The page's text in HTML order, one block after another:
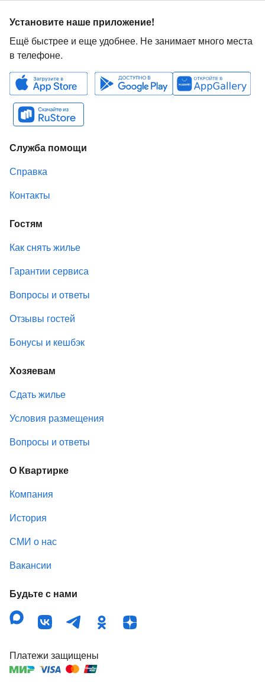
Установите наше приложение!
Ещё быстрее и еще удобнее. Не занимает много места
в телефоне.
Служба помощи
Справка
Контакты
Гостям
Как снять жилье
Гарантии сервиса
Вопросы и ответы
Отзывы гостей
Бонусы и кешбэк
Хозяевам
Сдать жилье
Условия размещения
Вопросы и ответы
О Квартирке
Компания
История
СМИ о нас
Вакансии
Будьте с нами
Платежи защищены